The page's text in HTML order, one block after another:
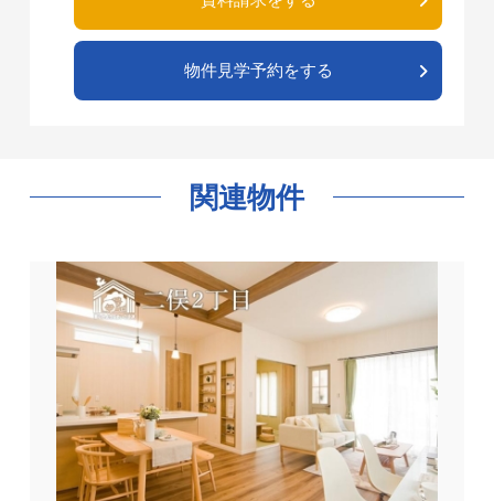
物件見学予約をする
関連物件